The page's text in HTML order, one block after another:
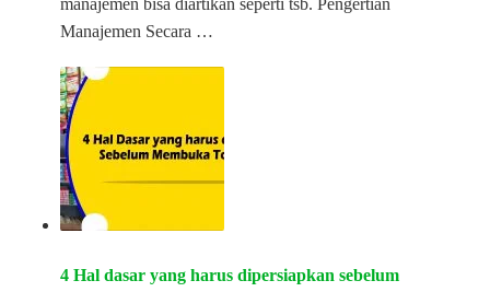
manajemen bisa diartikan seperti tsb. Pengertian
Manajemen Secara …
4 Hal dasar yang harus dipersiapkan sebelum